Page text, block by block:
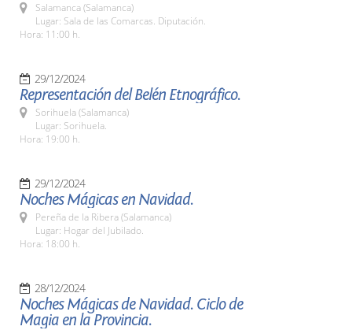
Salamanca (Salamanca)
Lugar: Sala de las Comarcas. Diputación.
Hora: 11:00 h.
29/12/2024
Representación del Belén Etnográfico.
Sorihuela (Salamanca)
Lugar: Sorihuela.
Hora: 19:00 h.
29/12/2024
Noches Mágicas en Navidad.
Pereña de la Ribera (Salamanca)
Lugar: Hogar del Jubilado.
Hora: 18:00 h.
28/12/2024
Noches Mágicas de Navidad. Ciclo de
Magia en la Provincia.